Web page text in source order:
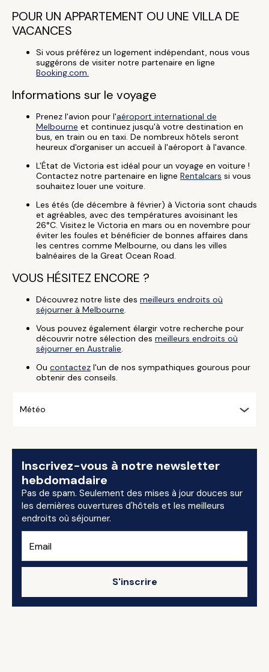
POUR UN APPARTEMENT OU UNE VILLA DE
VACANCES
Si vous préférez un logement indépendant, nous vous
suggérons de visiter notre partenaire en ligne
Booking.com.
Informations sur le voyage
Prenez l'avion pour l'aéroport international de
Melbourne et continuez jusqu'à votre destination en
bus, en train ou en taxi. De nombreux hôtels seront
heureux d'organiser un accueil à l'aéroport à l'avance.
L'État de Victoria est idéal pour un voyage en voiture !
Contactez notre partenaire en ligne Rentalcars si vous
souhaitez louer une voiture.
Les étés (de décembre à février) à Victoria sont chauds
et agréables, avec des températures avoisinant les
26°C. Visitez le Victoria en mars ou en novembre pour
éviter les foules et bénéficier de bonnes affaires dans
les centres comme Melbourne, ou dans les villes
balnéaires de la Great Ocean Road.
VOUS HÉSITEZ ENCORE ?
Découvrez notre liste des meilleurs endroits où
séjourner à Melbourne.
Vous pouvez également élargir votre recherche pour
découvrir notre sélection des meilleurs endroits où
séjourner en Australie.
Ou contactez l'un de nos sympathiques gourous pour
obtenir des conseils.
Météo
Inscrivez-vous à notre newsletter
hebdomadaire
Pas de spam. Seulement des mises à jour douces sur
les dernières ouvertures d'hôtels et les meilleurs
endroits où séjourner.
S'inscrire